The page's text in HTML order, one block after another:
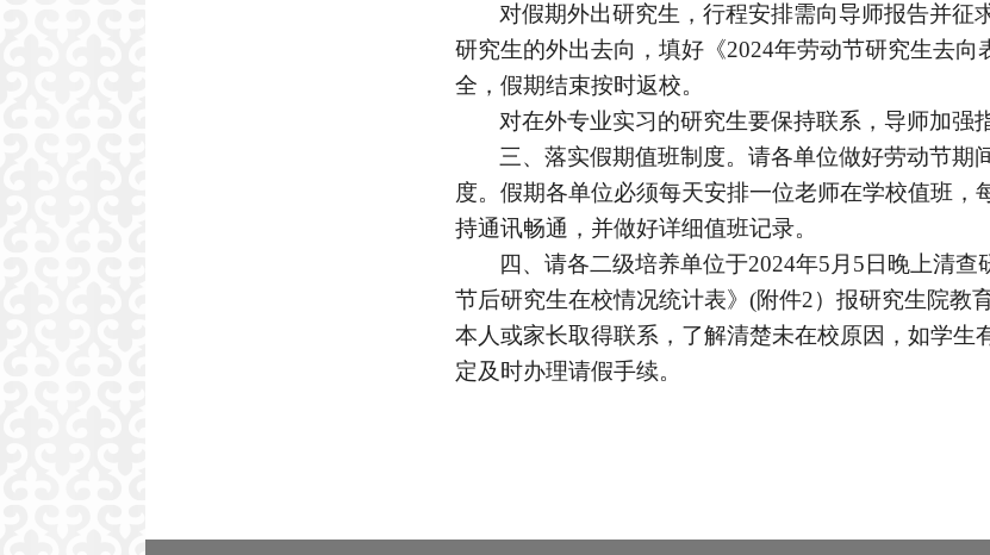
对假期外出研究生，行程安排需向导师报告并征
研究生的外出去向，填好《2024年劳动节研究生去
全，假期结束按时返校。
对在外专业实习的研究生要保持联系，导师加强
三、落实假期值班制度。请各单位做好劳动节期
度。假期各单位必须每天安排一位老师在学校值班
持通讯畅通，并做好详细值班记录。
四、请各二级培养单位于2024年5月5日晚上清
节后研究生在校情况统计表》(附件2）报研究生院教
本人或家长取得联系，了解清楚未在校原因，如学
定及时办理请假手续。